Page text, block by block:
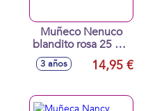
Muñeco Nenuco
blandito rosa 25 cm
con 3 funciones -
Modelos surtidos
3 años 14,95 €